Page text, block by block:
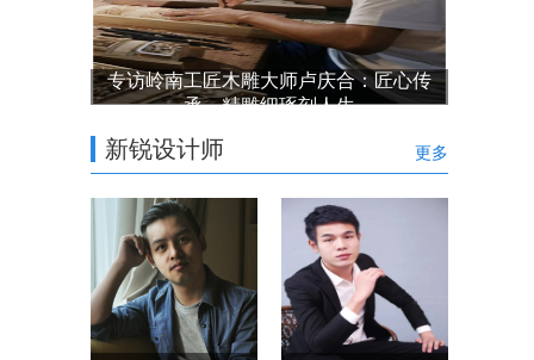
专访岭南工匠木雕大师卢庆合：匠心传
承，精雕细琢刻人生
新锐设计师 更多